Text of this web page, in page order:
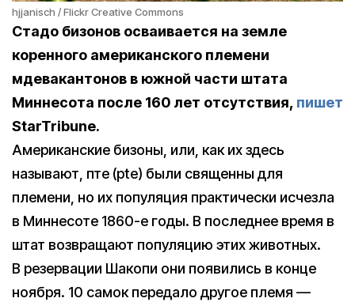
hjjanisch / Flickr Creative Commons
Стадо бизонов осваивается на земле
коренного американского племени
мдевакантонов в южной части штата
Миннесота после 160 лет отсутствия, пишет
StarTribune.
Американские бизоны, или, как их здесь
называют, пте (pte) были священны для
племени, но их популяция практически исчезла
в Миннесоте 1860-е годы. В последнее время в
штат возвращают популяцию этих животных.
В резервации Шакопи они появились в конце
ноября. 10 самок передало другое племя —